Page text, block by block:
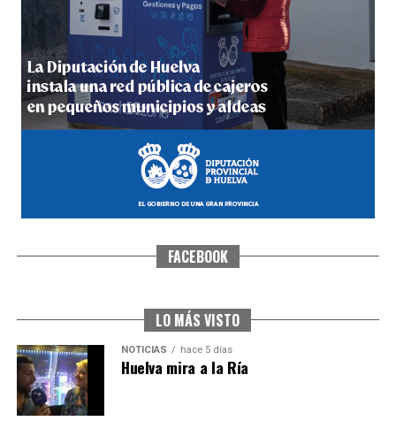
5º DÍA DE LAS FIESTAS COLOMBINAS 2026
hace 5 días ·Huelvatv
CUARTA CORRIDA DE LAS FIESTAS COLOMBINAS
FACEBOOK
LO MÁS VISTO
NOTICIAS hace 5 días
Huelva mira a la Ría